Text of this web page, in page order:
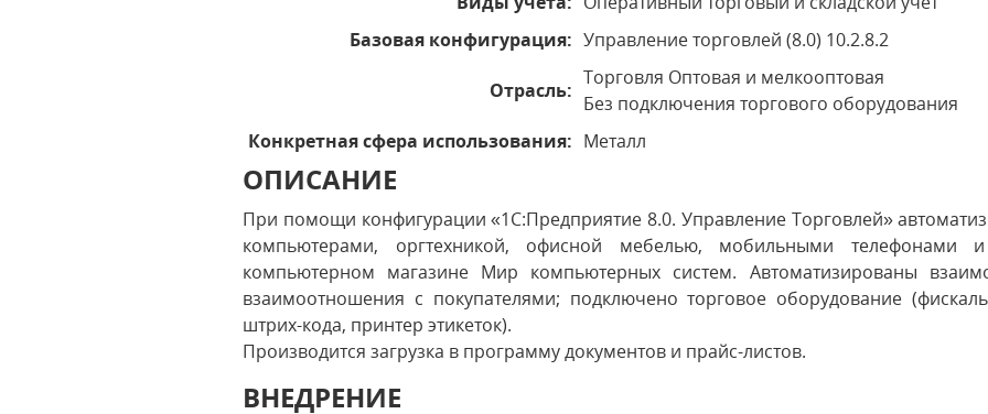
Базовая конфигурация: Управление торговлей (8.0) 10.2.8.2
Отрасль:
Торговля Оптовая и мелкооптовая
Без подключения торгового оборудования
Конкретная сфера использования: Металл
ОПИСАНИЕ
При помощи конфигурации «1С:Предприятие 8.0. Управление Торговлей»
компьютерами, оргтехникой, офисной мебелью, мобильными телефонами
компьютерном магазине Мир компьютерных систем. Автоматизированы
взаимоотношения с покупателями; подключено торговое оборудование
штрих-кода, принтер этикеток).
Производится загрузка в программу документов и прайс-листов.
ВНЕДРЕНИЕ